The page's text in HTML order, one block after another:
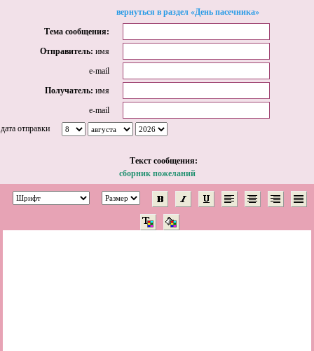
вернуться в раздел «День пасечника»
Тема сообщения:
Отправитель: имя
e-mail
Получатель: имя
e-mail
дата отправки
Tекст сообщения:
сборник пожеланий